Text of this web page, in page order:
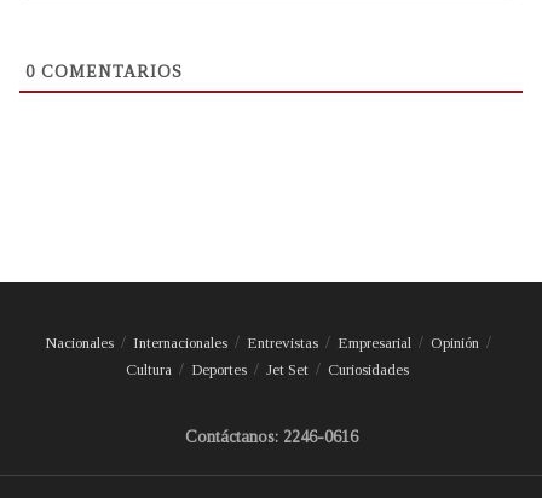
0 COMENTARIOS
Nacionales Internacionales Entrevistas Empresarial
Opinión
Cultura
Deportes Jet Set Curiosidades
Contáctanos: 2246-0616